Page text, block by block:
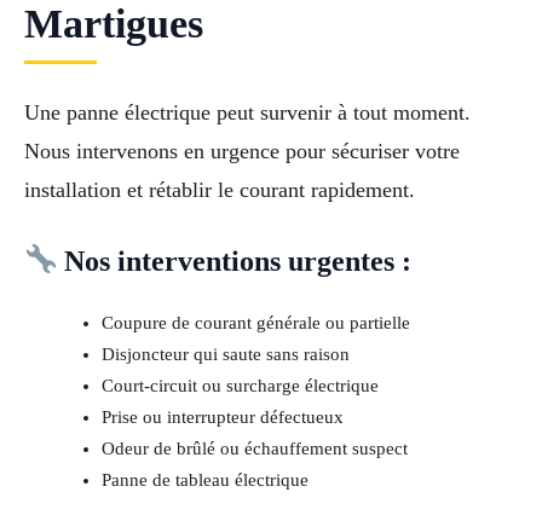
Martigues
Une panne électrique peut survenir à tout moment.
Nous intervenons en urgence pour sécuriser votre
installation et rétablir le courant rapidement.
Nos interventions urgentes :
Coupure de courant générale ou partielle
Disjoncteur qui saute sans raison
Court-circuit ou surcharge électrique
Prise ou interrupteur défectueux
Odeur de brûlé ou échauffement suspect
Panne de tableau électrique